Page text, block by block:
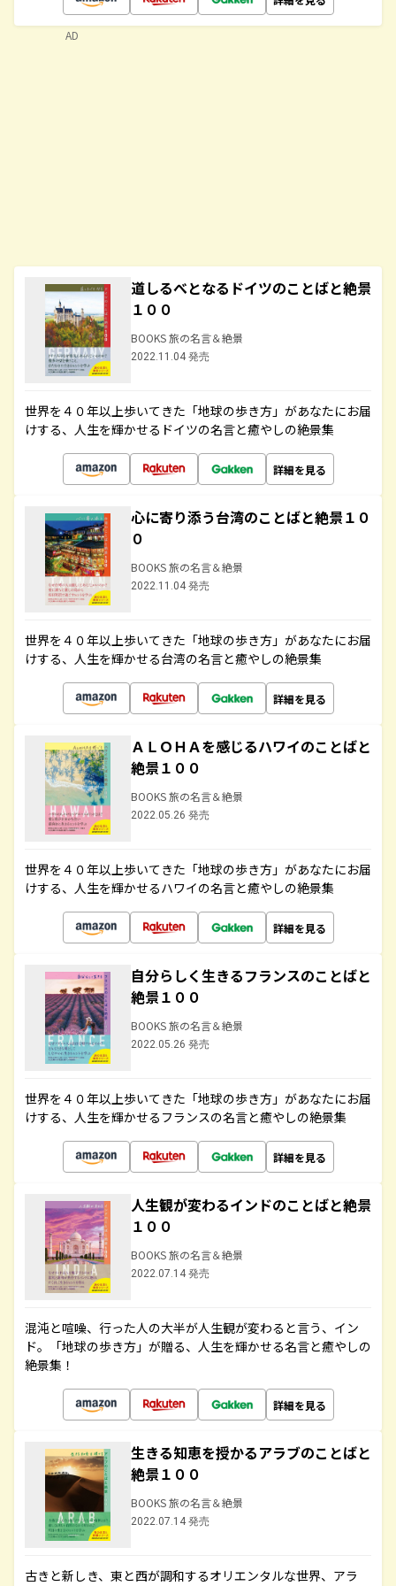
道しるべとなるドイツのことばと絶景
１００
BOOKS 旅の名言＆絶景
2022.11.04 発売
世界を４０年以上歩いてきた「地球の歩き方」があなたにお届
けする、人生を輝かせるドイツの名言と癒やしの絶景集
詳細を見る
心に寄り添う台湾のことばと絶景１０
０
BOOKS 旅の名言＆絶景
2022.11.04 発売
世界を４０年以上歩いてきた「地球の歩き方」があなたにお届
けする、人生を輝かせる台湾の名言と癒やしの絶景集
詳細を見る
ＡＬＯＨＡを感じるハワイのことばと
絶景１００
BOOKS 旅の名言＆絶景
2022.05.26 発売
世界を４０年以上歩いてきた「地球の歩き方」があなたにお届
けする、人生を輝かせるハワイの名言と癒やしの絶景集
詳細を見る
自分らしく生きるフランスのことばと
絶景１００
BOOKS 旅の名言＆絶景
2022.05.26 発売
世界を４０年以上歩いてきた「地球の歩き方」があなたにお届
けする、人生を輝かせるフランスの名言と癒やしの絶景集
詳細を見る
人生観が変わるインドのことばと絶景
１００
BOOKS 旅の名言＆絶景
2022.07.14 発売
混沌と喧噪、行った人の大半が人生観が変わると言う、イン
ド。「地球の歩き方」が贈る、人生を輝かせる名言と癒やしの
絶景集！
詳細を見る
生きる知恵を授かるアラブのことばと
絶景１００
BOOKS 旅の名言＆絶景
2022.07.14 発売
古きと新しき、東と西が調和するオリエンタルな世界、アラ
AD